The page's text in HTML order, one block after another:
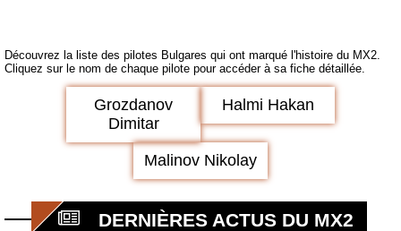
Découvrez la liste des pilotes Bulgares qui ont marqué l'histoire du MX2.
Cliquez sur le nom de chaque pilote pour accéder à sa fiche détaillée.
Grozdanov
Dimitar
Halmi Hakan
Malinov Nikolay
DERNIÈRES ACTUS DU MX2